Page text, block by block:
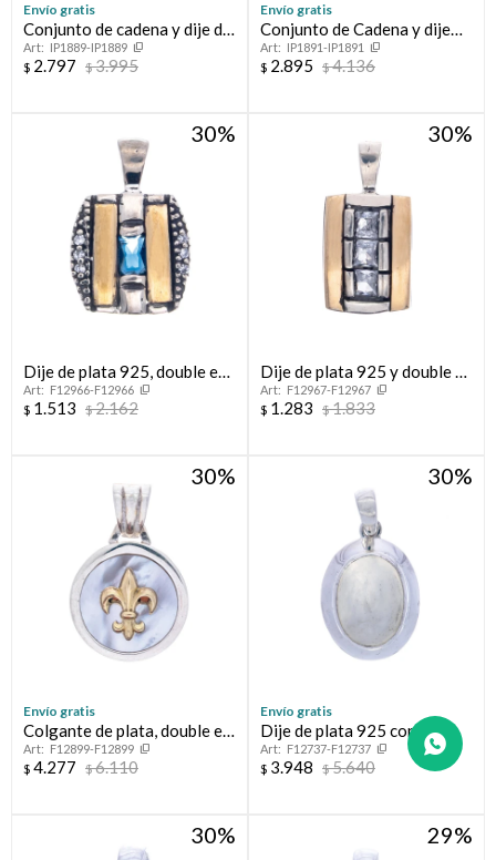
Envío gratis
Conjunto de cadena y dije de
plata 925 con nácar, ARBOL
DE LA VIDA
IP1889-IP1889
$ 2.797 $3.995
Envío gratis
Conjunto de Cadena y dije
con circonia FLOR
IP1891-IP1891
$ 2.895 $4.136
30
Dije de plata 925, double en
oro 18 ktes y circonias.
F12966-F12966
$ 1.513 $2.162
30
Dije de plata 925 y double en
oro 18 ktes con circonias
F12967-F12967
$ 1.283 $1.833
30
Envío gratis
Colgante de plata, double en
oro 18 ktes y nácar, FLOR
DE LIS
F12899-F12899
$ 4.277 $6.110
30
Envío gratis
Dije de plata 925 con
PIEDRA DE LA LUNA
F12737-F12737
$ 3.948 $5.640
30 29